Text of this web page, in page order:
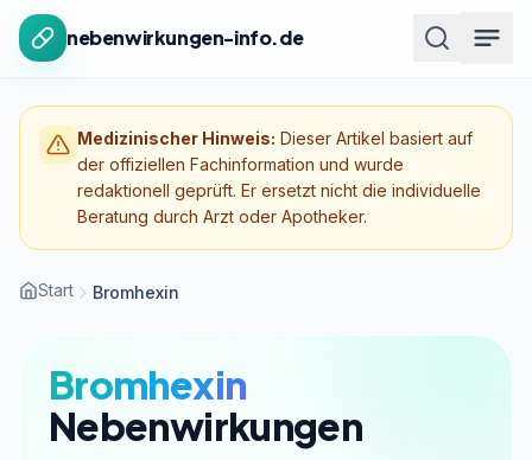
Zum Inhalt springen
nebenwirkungen-info.de
Medizinischer Hinweis: Dieser Artikel basiert auf
der offiziellen Fachinformation und wurde
redaktionell geprüft. Er ersetzt nicht die individuelle
Beratung durch Arzt oder Apotheker.
Start Bromhexin
Bromhexin
Nebenwirkungen